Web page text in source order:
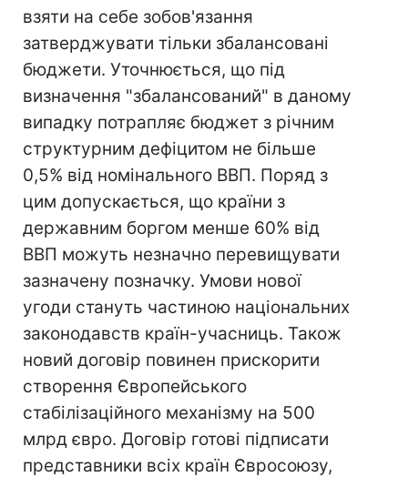
взяти на себе зобов'язання
затверджувати тільки збалансовані
бюджети. Уточнюється, що під
визначення "збалансований" в даному
випадку потрапляє бюджет з річним
структурним дефіцитом не більше
0,5% від номінального ВВП. Поряд з
цим допускається, що країни з
державним боргом менше 60% від
ВВП можуть незначно перевищувати
зазначену позначку. Умови нової
угоди стануть частиною національних
законодавств країн-учасниць. Також
новий договір повинен прискорити
створення Європейського
стабілізаційного механізму на 500
млрд євро. Договір готові підписати
представники всіх країн Євросоюзу,